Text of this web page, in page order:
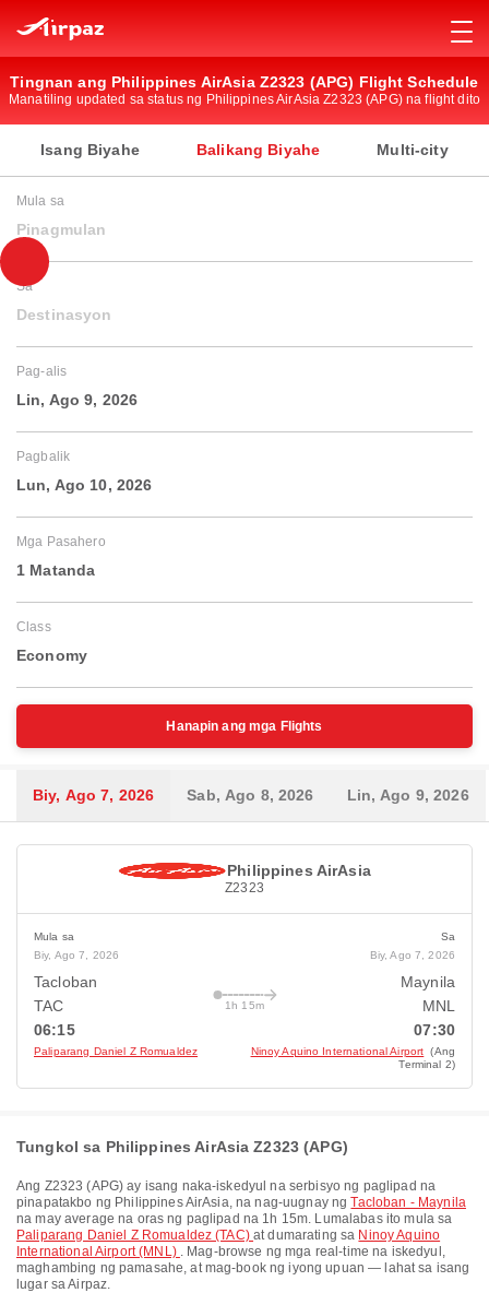
Tingnan ang Philippines AirAsia Z2323 (APG) Flight Schedule
Manatiling updated sa status ng Philippines AirAsia Z2323 (APG) na flight dito
Isang Biyahe Balikang Biyahe Multi-city
Mula sa
Pinagmulan
Sa
Destinasyon
Pag-alis
Lin, Ago 9, 2026
Pagbalik
Lun, Ago 10, 2026
Mga Pasahero
1 Matanda
Class
Economy
Hanapin ang mga Flights
Biy, Ago 7, 2026 Sab, Ago 8, 2026 Lin, Ago 9, 2026
Philippines AirAsia
Z2323
Mula sa
Biy, Ago 7, 2026
Tacloban
TAC
06:15
Paliparang Daniel Z Romualdez
1h 15m
Sa
Biy, Ago 7, 2026
Maynila
MNL
07:30
Ninoy Aquino International Airport (Ang
Terminal 2)
Tungkol sa Philippines AirAsia Z2323 (APG)
Ang Z2323 (APG) ay isang naka-iskedyul na serbisyo ng paglipad na
pinapatakbo ng Philippines AirAsia, na nag-uugnay ngTacloban - Maynila
na may average na oras ng paglipad na 1h 15m. Lumalabas ito mula sa
Paliparang Daniel Z Romualdez (TAC)at dumarating sa Ninoy Aquino
International Airport (MNL) . Mag-browse ng mga real-time na iskedyul,
maghambing ng pamasahe, at mag-book ng iyong upuan — lahat sa isang
lugar sa Airpaz.